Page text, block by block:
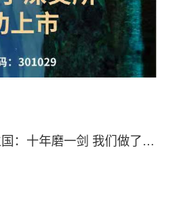
对话怡合达创始人金立国：十年磨一剑 我们做了一件很难很难的事 ｜钟鼎IPO